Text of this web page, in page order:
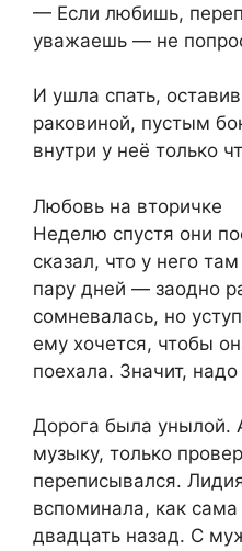
— Если любишь,
уважаешь — не
И ушла спать,
раковиной, пустым
внутри у неё только
Любовь на вторичке
Неделю спустя они
сказал, что у него
пару дней — заодно
сомневалась, но
ему хочется, чтобы
поехала. Значит, надо
Дорога была унылой.
музыку, только
переписывался.
вспоминала, как
двадцать назад. С